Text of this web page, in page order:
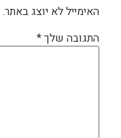
האימייל לא יוצג באתר.
התגובה שלך*